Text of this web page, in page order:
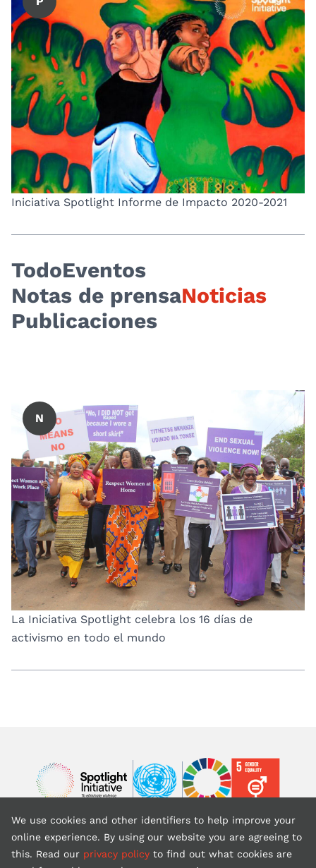
Iniciativa Spotlight Informe de Impacto 2020-2021
TodoEventos
Notas de prensaNoticias
Publicaciones
N
La Iniciativa Spotlight celebra los 16 días de
activismo en todo el mundo
Image Image Image
Volver al inicio
We use cookies and other identifiers to help improve your
online experience. By using our website you are agreeing to
this. Read our privacy policy to find out what cookies are